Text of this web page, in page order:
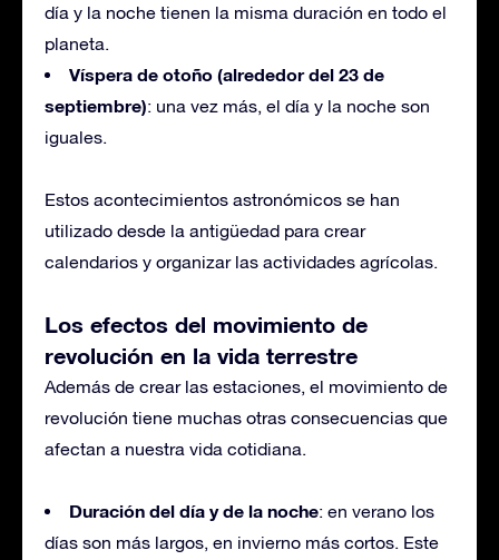
día y la noche tienen la misma duración en todo el
planeta.
Víspera de otoño (alrededor del 23 de
septiembre): una vez más, el día y la noche son
iguales.
Estos acontecimientos astronómicos se han
utilizado desde la antigüedad para crear
calendarios y organizar las actividades agrícolas.
Los efectos del movimiento de
revolución en la vida terrestre
Además de crear las estaciones, el movimiento de
revolución tiene muchas otras consecuencias que
afectan a nuestra vida cotidiana.
Duración del día y de la noche: en verano los
días son más largos, en invierno más cortos. Este